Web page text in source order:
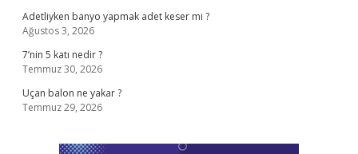
Adetliyken banyo yapmak adet keser mi ?
Ağustos 3, 2026
7’nin 5 katı nedir ?
Temmuz 30, 2026
Uçan balon ne yakar ?
Temmuz 29, 2026